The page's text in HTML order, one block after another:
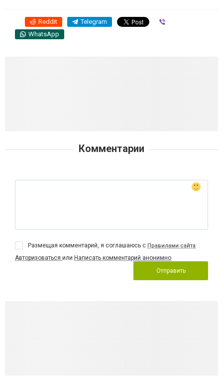
Reddit Telegram
WhatsApp
Комментарии
Размещая комментарий, я соглашаюсь с Правилами сайта
Авторизоваться или Написать комментарий анонимно
Отправить